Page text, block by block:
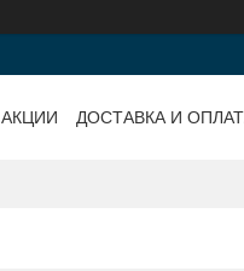
АКЦИИ ДОСТАВКА И